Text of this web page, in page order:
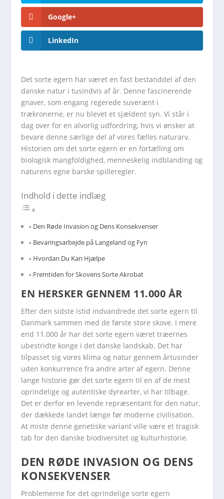
Google+
LinkedIn
Det sorte egern har været en fast bestanddel af den
danske natur i tusindvis af år. Denne fascinerende
gnaver, som engang regerede suverænt i
trækronerne, er nu blevet et sjældent syn. Vi står i
dag over for en alvorlig udfordring, hvis vi ønsker at
bevare denne særlige del af vores fælles naturarv.
Historien om det sorte egern er en fortælling om
biologisk mangfoldighed, menneskelig indblanding og
naturens egne barske spilleregler.
Indhold i dette indlæg
Den Røde Invasion og Dens Konsekvenser
Bevaringsarbejde på Langeland og Fyn
Hvordan Du Kan Hjælpe
Fremtiden for Skovens Sorte Akrobat
EN HERSKER GENNEM 11.000 ÅR
Efter den sidste istid indvandrede det sorte egern til
Danmark sammen med de første store skove. I mere
end 11.000 år har det sorte egern været træernes
ubestridte konge i det danske landskab. Det har
tilpasset sig vores klima og natur gennem årtusinder
uden konkurrence fra andre arter af egern. Denne
lange historie gør det sorte egern til en af de mest
oprindelige og autentiske dyrearter, vi har tilbage.
Det er derfor en levende repræsentant for den natur,
der dækkede landet længe før moderne civilisation.
At miste denne genetiske variant ville være et tragisk
tab for den danske biodiversitet og kulturhistorie.
DEN RØDE INVASION OG DENS
KONSEKVENSER
Problemerne for det oprindelige sorte egern